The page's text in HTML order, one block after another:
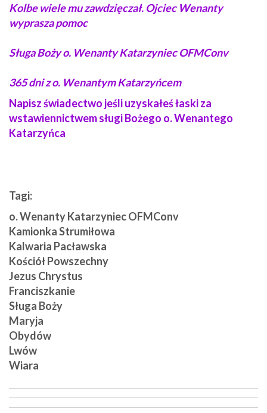
Kolbe wiele mu zawdzięczał. Ojciec Wenanty
wyprasza pomoc
Sługa Boży o. Wenanty Katarzyniec OFMConv
365 dni z o. Wenantym Katarzyńcem
Napisz świadectwo jeśli uzyskałeś łaski za
wstawiennictwem sługi Bożego o. Wenantego
Katarzyńca
Tagi:
o. Wenanty Katarzyniec OFMConv
Kamionka Strumiłowa
Kalwaria Pacławska
Kościół Powszechny
Jezus Chrystus
Franciszkanie
Sługa Boży
Maryja
Obydów
Lwów
Wiara